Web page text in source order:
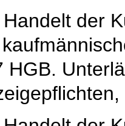
Handelt der
HGB.